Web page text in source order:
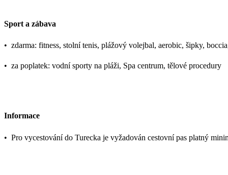
Sport a zábava
• zdarma: fitness, stolní tenis, plážový volejbal, aerobic, šipky,
• za poplatek: vodní sporty na pláži, Spa centrum, tělové procedury
Informace
• Pro vycestování do Turecka je vyžadován cestovní pas platný